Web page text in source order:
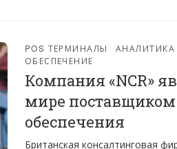
POS ТЕРМИНАЛЫ АНАЛИТИКА
ОБЕСПЕЧЕНИЕ
Компания «NCR»
мире поставщиком
обеспечения
Британская консалтинговая